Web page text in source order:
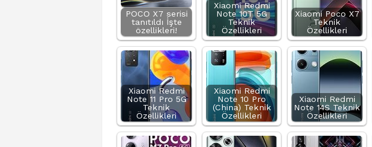
POCO X7 serisi
tanıtıldı İşte
özellikleri!
Xiaomi Redmi
Note 10T 5G
Teknik
Özellikleri
Xiaomi Poco X7
Teknik
Özellikleri
Xiaomi Redmi
Note 11 Pro 5G
Teknik
Özellikleri
Xiaomi Redmi
Note 10 Pro
(China) Teknik
Özellikleri
Xiaomi Redmi
Note 14S Teknik
Özellikleri